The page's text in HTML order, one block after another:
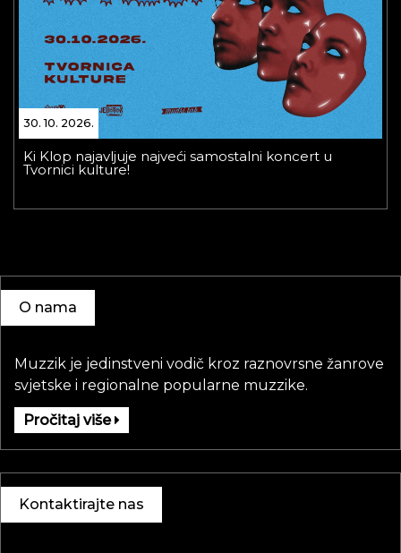
30. 10. 2026.
Ki Klop najavljuje najveći samostalni koncert u
Tvornici kulture!
O nama
Muzzik je jedinstveni vodič kroz raznovrsne žanrove
svjetske i regionalne popularne muzzike.
Pročitaj više
Kontaktirajte nas